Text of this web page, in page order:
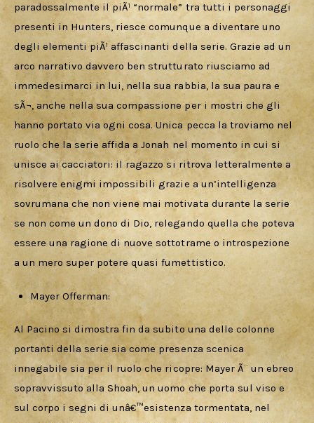
paradossalmente il piÃ¹ “normale” tra tutti i personaggi
presenti in Hunters, riesce comunque a diventare uno
degli elementi piÃ¹ affascinanti della serie. Grazie ad un
arco narrativo davvero ben strutturato riusciamo ad
immedesimarci in lui, nella sua rabbia, la sua paura e
sÃ¬, anche nella sua compassione per i mostri che gli
hanno portato via ogni cosa. Unica pecca la troviamo nel
ruolo che la serie affida a Jonah nel momento in cui si
unisce ai cacciatori: il ragazzo si ritrova letteralmente a
risolvere enigmi impossibili grazie a un’intelligenza
sovrumana che non viene mai motivata durante la serie
se non come un dono di Dio, relegando quella che poteva
essere una ragione di nuove sottotrame o introspezione
a un mero super potere quasi fumettistico.
Mayer Offerman:
Al Pacino si dimostra fin da subito una delle colonne
portanti della serie sia come presenza scenica
innegabile sia per il ruolo che ricopre: Mayer Ã¨ un ebreo
sopravvissuto alla Shoah, un uomo che porta sul viso e
sul corpo i segni di unâ€™esistenza tormentata, nel